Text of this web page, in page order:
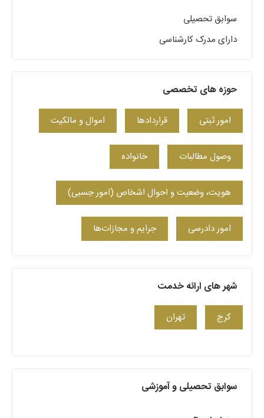
سوابق تحصیلی
دارای مدرک کارشناسی
حوزه های تخصصی
امور ثبتی قراردادها اموال و مالکیت
وصول مطالبات خانواده
هویت، وضعیت و احوال اشخاص (امور حِسبی)
امور دادرسی جرایم و مجازات‌ها
شهر های ارائه خدمت
کرج تهران
سوابق تحصیلی و آموزشی